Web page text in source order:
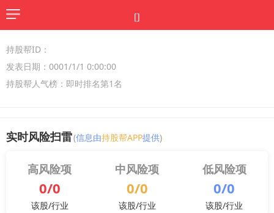
[]
持股帮ID：
发表日期：0001/1/1 0:00:00
持股帮人气榜：即时排名第1名
实时风险扫雷(信息由持股帮APP提供)
高风险项
0/0
该股/行业
中风险项
0/0
该股/行业
低风险项
0/0
该股/行业